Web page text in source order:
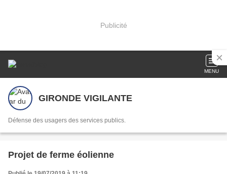
Publicité
MENU
GIRONDE VIGILANTE
Défense des usagers des services publics.
Projet de ferme éolienne